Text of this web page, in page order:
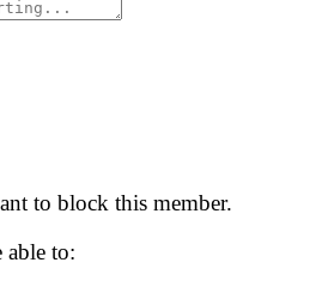
to block this member.
to: